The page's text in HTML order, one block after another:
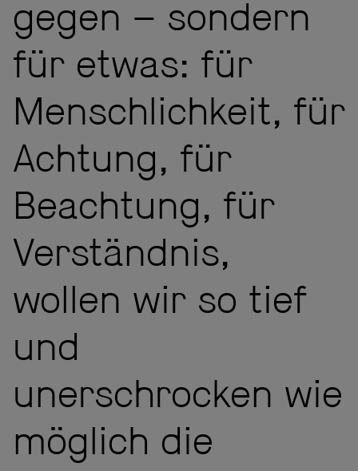
gegen – sondern
für etwas: für
Menschlichkeit, für
Achtung, für
Beachtung, für
Verständnis,
wollen wir so tief
und
unerschrocken wie
möglich die